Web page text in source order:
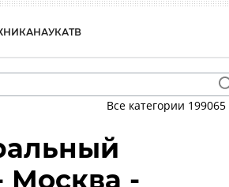
НАУКАТВ
Все категории 199065
Москва -